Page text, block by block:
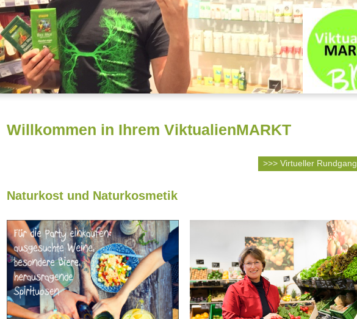
Willkommen in Ihrem ViktualienMARKT
>>> Virtueller Rundgang
Naturkost und Naturkosmetik